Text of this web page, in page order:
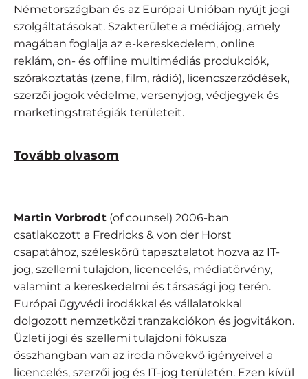
Németországban és az Európai Unióban nyújt jogi
szolgáltatásokat. Szakterülete a médiájog, amely
magában foglalja az e-kereskedelem, online
reklám, on- és offline multimédiás produkciók,
szórakoztatás (zene, film, rádió), licencszerződések,
szerzői jogok védelme, versenyjog, védjegyek és
marketingstratégiák területeit.
Tovább olvasom
Martin Vorbrodt (of counsel) 2006-ban
csatlakozott a Fredricks & von der Horst
csapatához, széleskörű tapasztalatot hozva az IT-
jog, szellemi tulajdon, licencelés, médiatörvény,
valamint a kereskedelmi és társasági jog terén.
Európai ügyvédi irodákkal és vállalatokkal
dolgozott nemzetközi tranzakciókon és jogvitákon.
Üzleti jogi és szellemi tulajdoni fókusza
összhangban van az iroda növekvő igényeivel a
licencelés, szerzői jog és IT-jog területén. Ezen kívül